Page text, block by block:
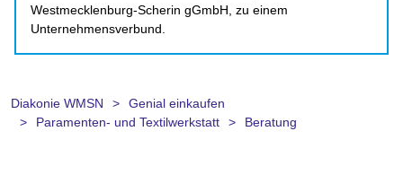
Westmecklenburg-Scherin gGmbH, zu einem
Unternehmensverbund.
Diakonie WMSN
Genial einkaufen
Paramenten- und Textilwerkstatt
Beratung